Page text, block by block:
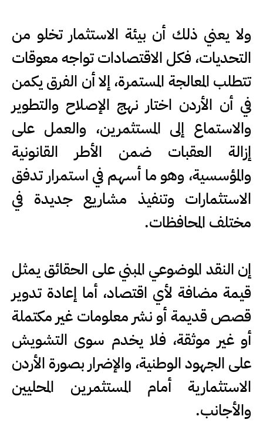
ولا يعني ذلك أن بيئة الاستثمار تخلو من
التحديات، فكل الاقتصادات تواجه معوقات
تتطلب المعالجة المستمرة، إلا أن الفرق يكمن
في أن الأردن اختار نهج الإصلاح والتطوير
والاستماع إلى المستثمرين، والعمل على
إزالة العقبات ضمن الأطر القانونية
والمؤسسية، وهو ما أسهم في استمرار تدفق
الاستثمارات وتنفيذ مشاريع جديدة في
مختلف المحافظات.
إن النقد الموضوعي المبني على الحقائق يمثل
قيمة مضافة لأي اقتصاد، أما إعادة تدوير
قصص قديمة أو نشر معلومات غير مكتملة
أو غير موثقة، فلا يخدم سوى التشويش
على الجهود الوطنية، والإضرار بصورة الأردن
الاستثمارية أمام المستثمرين المحليين
والأجانب.